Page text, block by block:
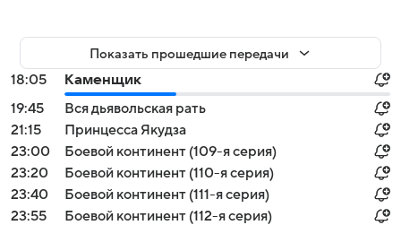
Показать прошедшие передачи
18:05
Каменщик
19:45
Вся дьявольская рать
21:15
Принцесса Якудза
23:00
Боевой континент (109-я серия)
23:20
Боевой континент (110-я серия)
23:40
Боевой континент (111-я серия)
23:55
Боевой континент (112-я серия)